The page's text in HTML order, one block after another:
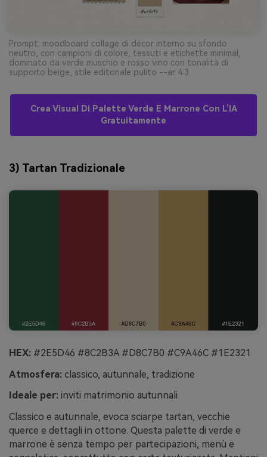
Prompt: moodboard collage di décor interno su sfondo
neutro, con campioni di colore, tessuti e etichette minimal,
dominato da verde muschio e rosso vino con tonalità di
supporto beige, stile editoriale pulito --ar 4:3
Crea Visual Di Palette Verde E Marrone Con L’IA
Gratuitamente
3) Tartan Tradizionale
HEX: #2E5D46 #8C2B3A #D8C7B0 #C9A46C #1E2321
Atmosfera: classico, autunnale, tradizione
Ideale per: inviti matrimonio autunnali
Classico e autunnale, evoca sciarpe tartan, vecchie
querce e dettagli in ottone. Questa palette di verde e
marrone è senza tempo per partecipazioni, menù e